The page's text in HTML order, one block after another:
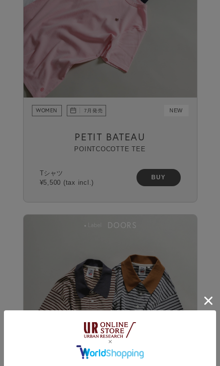
WOMEN 7月発売 NEW
PETIT BATEAU
POINTCOCOTTE TEE
Tシャツ
¥5,500 (tax incl.)
BUY
Label DOORS